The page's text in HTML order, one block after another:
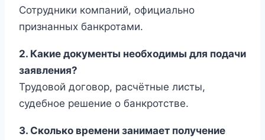
Сотрудники компаний, официально
признанных банкротами.
2. Какие документы необходимы для подачи
заявления?
Трудовой договор, расчётные листы,
судебное решение о банкротстве.
3. Сколько времени занимает получение